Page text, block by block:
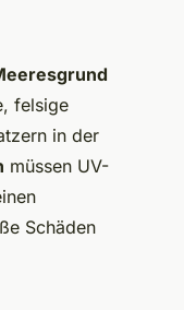
felsige
in der
müssen UV-
Schäden